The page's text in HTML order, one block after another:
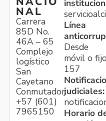
NAL
Carrera
85D No.
46A – 65
Complejo
logístico
San
Cayetano
Conmutador:
+57 (601)
7965150
Línea
Desde
móvil o
157
judiciales:
Horario